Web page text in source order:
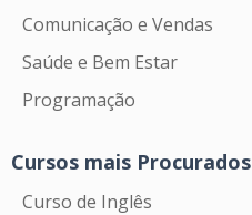
Comunicação e Vendas
Saúde e Bem Estar
Programação
Cursos mais Procurados
Curso de Inglês